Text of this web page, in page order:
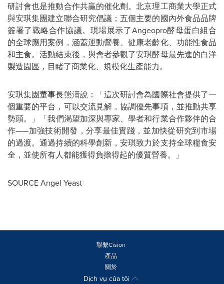
研討會也是推動合作共贏的催化劑。北京理工商業大學正式
與安琪集團建立聯合研究倡議；五個主要的國內外食品品牌
簽署了戰略合作協議。現場展示了Angeopro酵母蛋白組合
的全球應用案例，涵蓋運動營養、健康老齡化、功能性食品
和主食。活動結束後，與會者參觀了安琪酵母最先進的白洋
製造園區，目睹了商業化、規模化生產能力。
安琪集團董事長熊濤說： 「這次研討會為國際社會提供了一
個重要的平台，可以交流見解，協調優先事項，並推動共享
勢頭。
」「我們渴望加深與專家、學者和行業合作夥伴的合
作——加強技術開發，分享最佳實踐，並加快從研究到市場
的過渡。通過持續的科學創新，安琪致力於支持全球糧食安
全，並使所有人都能獲得負擔得起的優質營養。
」
SOURCE Angel Yeast
聯繫Cision
產品
關於
Dịch vụ của tôi